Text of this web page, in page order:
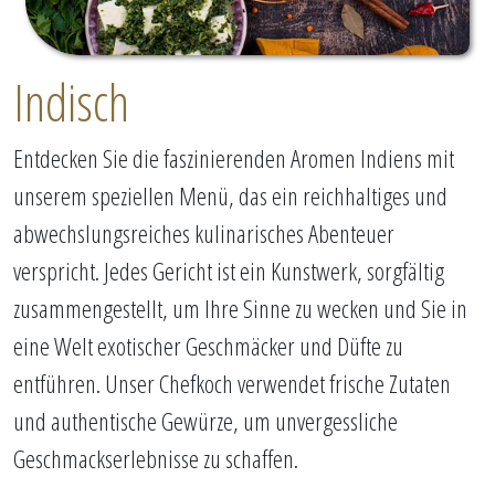
Indisch
Entdecken Sie die faszinierenden Aromen Indiens mit
unserem speziellen Menü, das ein reichhaltiges und
abwechslungsreiches kulinarisches Abenteuer
verspricht. Jedes Gericht ist ein Kunstwerk, sorgfältig
zusammengestellt, um Ihre Sinne zu wecken und Sie in
eine Welt exotischer Geschmäcker und Düfte zu
entführen. Unser Chefkoch verwendet frische Zutaten
und authentische Gewürze, um unvergessliche
Geschmackserlebnisse zu schaffen.